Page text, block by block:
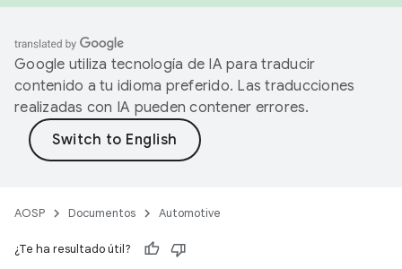
Google utiliza tecnología de IA para traducir
contenido a tu idioma preferido. Las traducciones
realizadas con IA pueden contener errores.
AOSP Documentos Automotive
¿Te ha resultado útil?